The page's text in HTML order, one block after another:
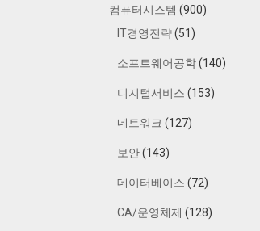
컴퓨터시스템 (900)
IT경영전략(51)
소프트웨어공학(140)
디지털서비스 (153)
네트워크 (127)
보안(143)
데이터베이스 (72)
CA/운영체제 (128)